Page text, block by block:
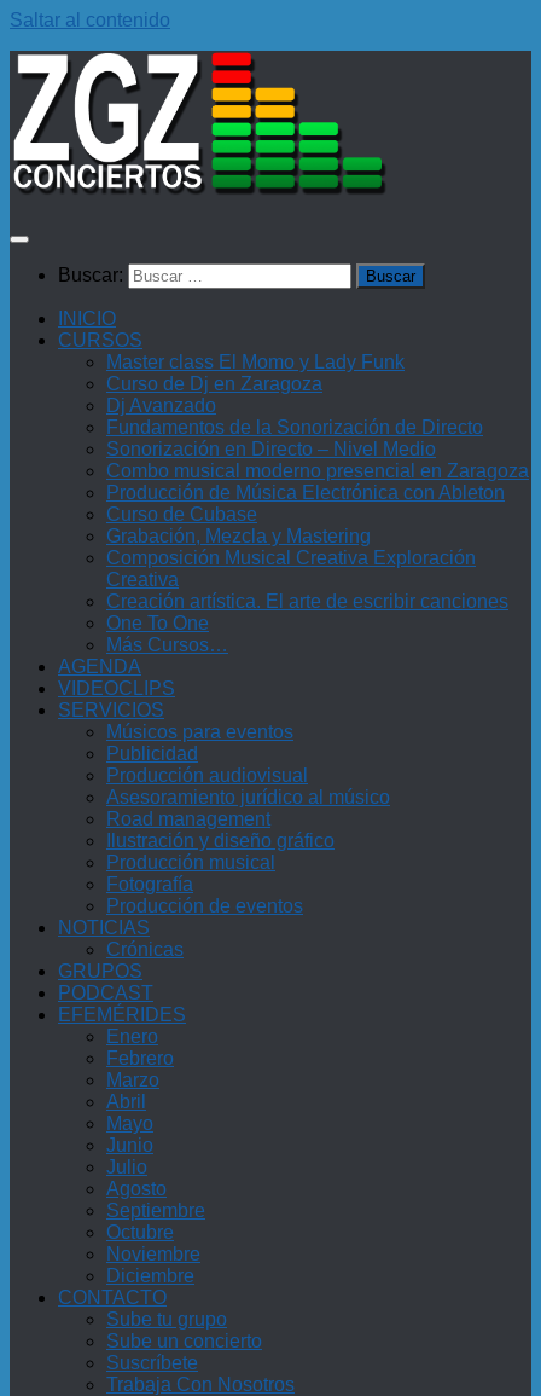
Saltar al contenido
Buscar:
INICIO
CURSOS
Master class El Momo y Lady Funk
Curso de Dj en Zaragoza
Dj Avanzado
Fundamentos de la Sonorización de Directo
Sonorización en Directo – Nivel Medio
Combo musical moderno presencial en Zaragoza
Producción de Música Electrónica con Ableton
Curso de Cubase
Grabación, Mezcla y Mastering
Composición Musical Creativa Exploración
Creativa
Creación artística. El arte de escribir canciones
One To One
Más Cursos…
AGENDA
VIDEOCLIPS
SERVICIOS
Músicos para eventos
Publicidad
Producción audiovisual
Asesoramiento jurídico al músico
Road management
Ilustración y diseño gráfico
Producción musical
Fotografía
Producción de eventos
NOTICIAS
Crónicas
GRUPOS
PODCAST
EFEMÉRIDES
Enero
Febrero
Marzo
Abril
Mayo
Junio
Julio
Agosto
Septiembre
Octubre
Noviembre
Diciembre
CONTACTO
Sube tu grupo
Sube un concierto
Suscríbete
Trabaja Con Nosotros